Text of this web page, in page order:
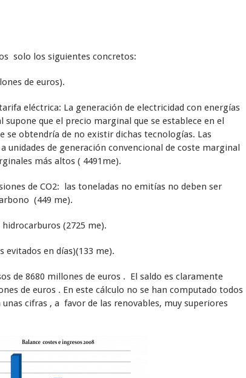
solo los siguientes concretos:
de euros).
eléctrica: La generación de electricidad con energías
supone que el precio marginal que se establece en el
se obtendría de no existir dichas tecnologías. Las
unidades de generación convencional de coste marginal
más altos ( 4491me).
de CO2: las toneladas no emitías no deben ser
(449 me).
(2725 me).
en días)(133 me).
de 8680 millones de euros . El saldo es claramente
de euros . En este cálculo no se han computado todos
cifras , a favor de las renovables, muy superiores